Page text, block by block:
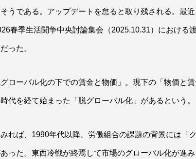
そうである。アップデートを怠ると取り残される。最
春季生活闘争中央討論集会（2025.10.31）における
った。
ローバル化の下での賃金と物価」。現下の「物価と
代を経て始まった「脱グローバル化」があるという。
れば、1990年代以降、労働組合の課題の背景には「
った。東西冷戦が終焉して市場のグローバル化が進